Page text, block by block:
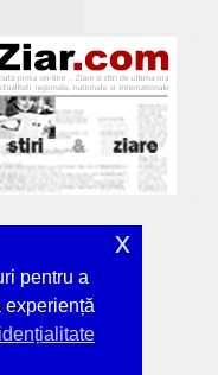
pentru a
experiență
x